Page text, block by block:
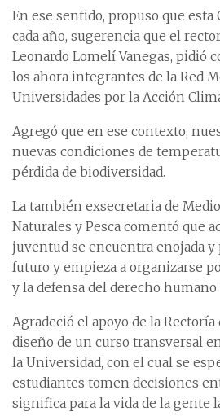
En ese sentido, propuso que esta
cada año, sugerencia que el
Leonardo Lomelí Vanegas, pidió
los ahora integrantes de la Red
Universidades por la Acción
Agregó que en ese contexto,
nuevas condiciones de
pérdida de biodiversidad.
La también exsecretaria de
Naturales y Pesca comentó que
juventud se encuentra enojada y
futuro y empieza a organizarse
y la defensa del derecho
Agradeció el apoyo de la Rectoría
diseño de un curso transversal
la Universidad, con el cual se
estudiantes tomen decisiones
significa para la vida de la gente